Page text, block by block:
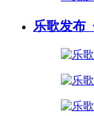
乐歌发布